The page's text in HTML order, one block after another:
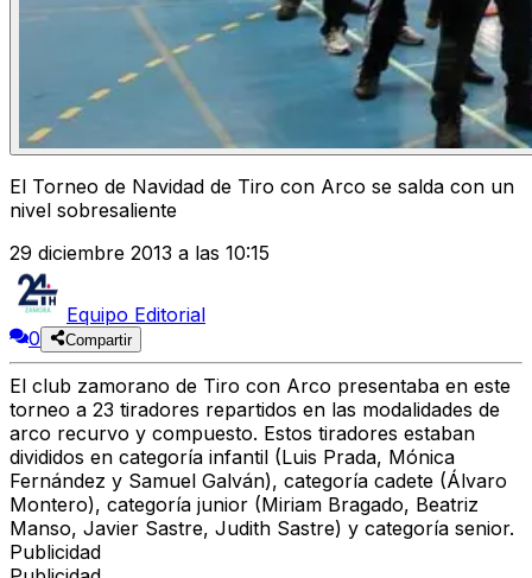
El Torneo de Navidad de Tiro con Arco se salda con un
nivel sobresaliente
29 diciembre 2013 a las 10:15
Equipo Editorial
0
Compartir
El club zamorano de Tiro con Arco presentaba en este
torneo a 23 tiradores repartidos en las modalidades de
arco recurvo y compuesto. Estos tiradores estaban
divididos en categoría infantil (Luis Prada, Mónica
Fernández y Samuel Galván), categoría cadete (Álvaro
Montero), categoría junior (Miriam Bragado, Beatriz
Manso, Javier Sastre, Judith Sastre) y categoría senior.
Publicidad